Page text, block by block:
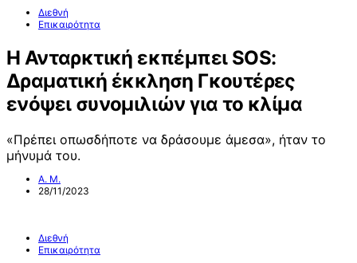
Διεθνή
Επικαιρότητα
Η Ανταρκτική εκπέμπει SOS:
Δραματική έκκληση Γκουτέρες
ενόψει συνομιλιών για το κλίμα
«Πρέπει οπωσδήποτε να δράσουμε άμεσα», ήταν το
μήνυμά του.
Α. Μ.
28/11/2023
Διεθνή
Επικαιρότητα